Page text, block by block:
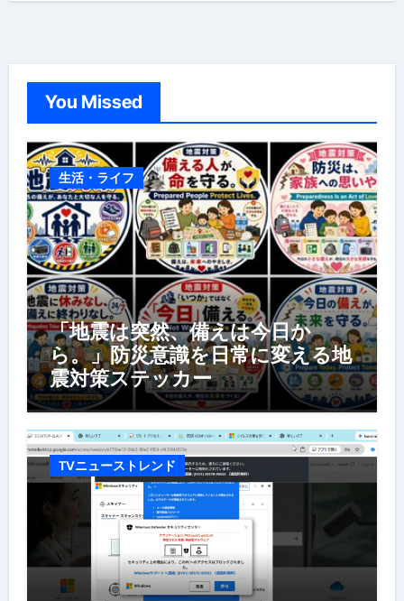
You Missed
生活・ライフ
「地震は突然、備えは今日か
ら。」防災意識を日常に変える地
震対策ステッカー
TVニューストレンド